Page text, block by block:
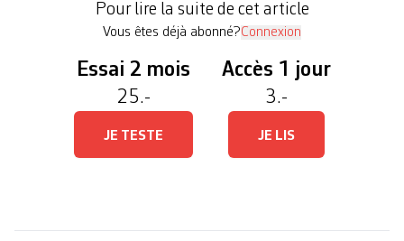
féminin. On ne trouve ainsi dans les statuts […]
Pour lire la suite de cet article
Vous êtes déjà abonné?Connexion
Essai 2 mois
25.-
JE TESTE
Accès 1 jour
3.-
JE LIS